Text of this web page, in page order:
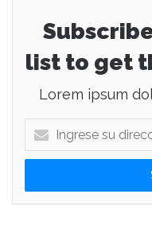
list to get
Lorem ipsum
g
e